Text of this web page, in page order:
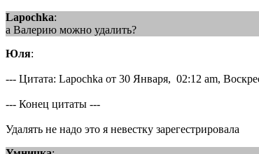
Lapochka:
а Валерию можно удалить?
Юля:
--- Цитата: Lapochka от 30 Января, 02:12 am,
--- Конец цитаты ---
Удалять не надо это я невестку зарегестрировала